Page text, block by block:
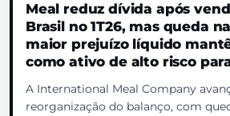
Meal reduz dívida após
Brasil no 1T26, mas queda
maior prejuízo líquido
como ativo de alto risco
A International Meal Company
reorganização do balanço, com